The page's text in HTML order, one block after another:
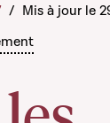
/ Mis à jour le